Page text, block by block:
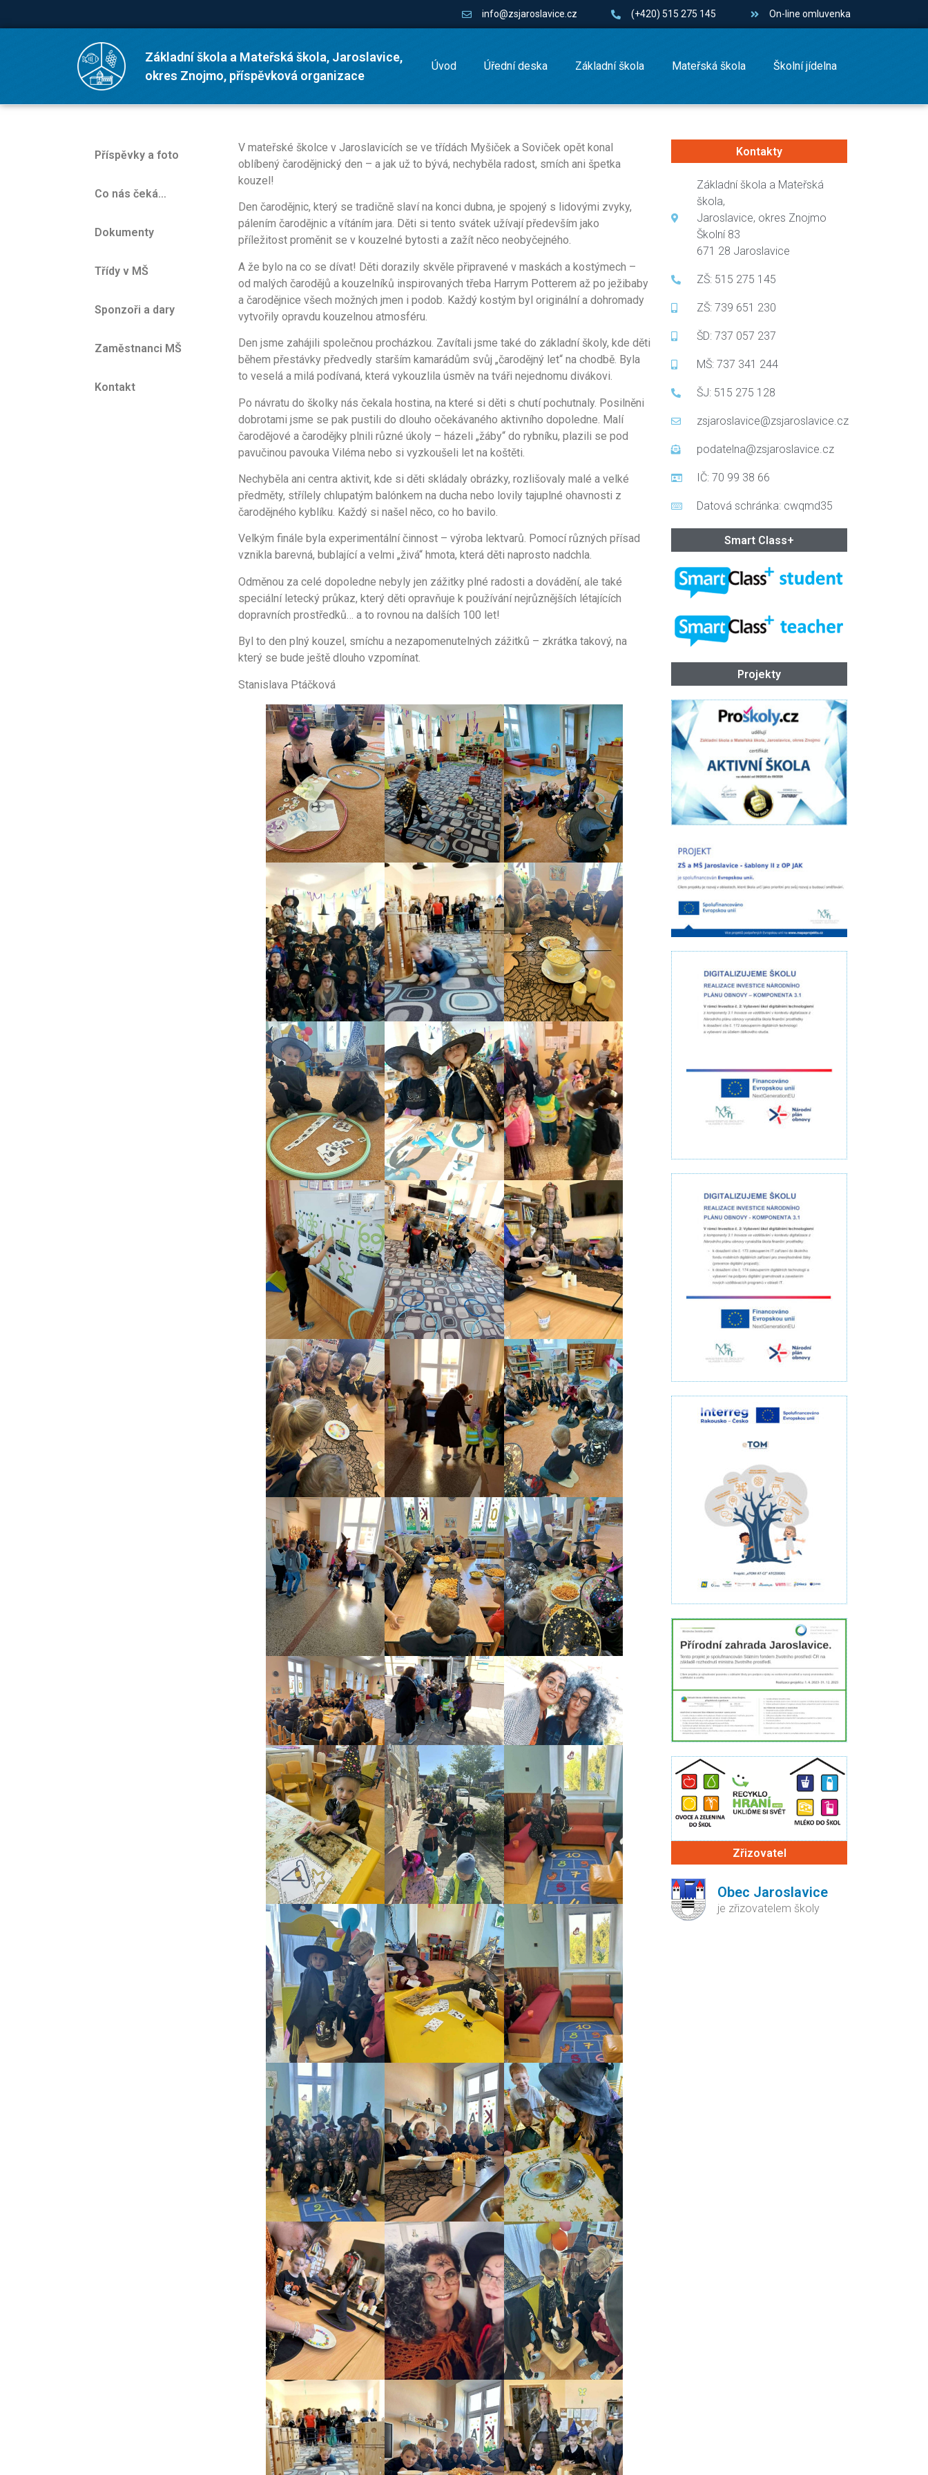
info@zsjaroslavice.cz (+420) 515 275 145 On-line omluvenka
Základní škola a Mateřská škola, Jaroslavice,
okres Znojmo, příspěvková organizace
Úvod Úřední deska Základní škola Mateřská škola Školní jídelna
Příspěvky a foto
Co nás čeká…
Dokumenty
Třídy v MŠ
Sponzoři a dary
Zaměstnanci MŠ
Kontakt
V mateřské školce v Jaroslavicích se ve třídách Myšiček a Soviček opět konal
oblíbený čarodějnický den – a jak už to bývá, nechyběla radost, smích ani špetka
kouzel!
Den čarodějnic, který se tradičně slaví na konci dubna, je spojený s lidovými zvyky,
pálením čarodějnic a vítáním jara. Děti si tento svátek užívají především jako
příležitost proměnit se v kouzelné bytosti a zažít něco neobyčejného.
A že bylo na co se dívat! Děti dorazily skvěle připravené v maskách a kostýmech –
od malých čarodějů a kouzelníků inspirovaných třeba Harrym Potterem až po ježibaby
a čarodějnice všech možných jmen i podob. Každý kostým byl originální a dohromady
vytvořily opravdu kouzelnou atmosféru.
Den jsme zahájili společnou procházkou. Zavítali jsme také do základní školy, kde děti
během přestávky předvedly starším kamarádům svůj „čarodějný let“ na chodbě. Byla
to veselá a milá podívaná, která vykouzlila úsměv na tváři nejednomu divákovi.
Po návratu do školky nás čekala hostina, na které si děti s chutí pochutnaly. Posilněni
dobrotami jsme se pak pustili do dlouho očekávaného aktivního dopoledne. Malí
čarodějové a čarodějky plnili různé úkoly – házeli „žáby“ do rybníku, plazili se pod
pavučinou pavouka Viléma nebo si vyzkoušeli let na koštěti.
Nechyběla ani centra aktivit, kde si děti skládaly obrázky, rozlišovaly malé a velké
předměty, střílely chlupatým balónkem na ducha nebo lovily tajuplné ohavnosti z
čarodějného kyblíku. Každý si našel něco, co ho bavilo.
Velkým finále byla experimentální činnost – výroba lektvarů. Pomocí různých přísad
vznikla barevná, bublající a velmi „živá“ hmota, která děti naprosto nadchla.
Odměnou za celé dopoledne nebyly jen zážitky plné radosti a dovádění, ale také
speciální letecký průkaz, který děti opravňuje k používání nejrůznějších létajících
dopravních prostředků… a to rovnou na dalších 100 let!
Byl to den plný kouzel, smíchu a nezapomenutelných zážitků – zkrátka takový, na
který se bude ještě dlouho vzpomínat.
Stanislava Ptáčková
Kontakty
Základní škola a Mateřská
škola,
Jaroslavice, okres Znojmo
Školní 83
671 28 Jaroslavice
ZŠ: 515 275 145
ZŠ: 739 651 230
ŠD: 737 057 237
MŠ: 737 341 244
ŠJ: 515 275 128
zsjaroslavice@zsjaroslavice.cz
podatelna@zsjaroslavice.cz
IČ: 70 99 38 66
Datová schránka: cwqmd35
Smart Class+
Projekty
Zřizovatel
Obec Jaroslavice
je zřizovatelem školy